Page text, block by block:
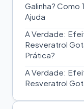
Galinha? Como
Ajuda
A Verdade:
Resveratrol
Prática?
A Verdade:
Resveratrol